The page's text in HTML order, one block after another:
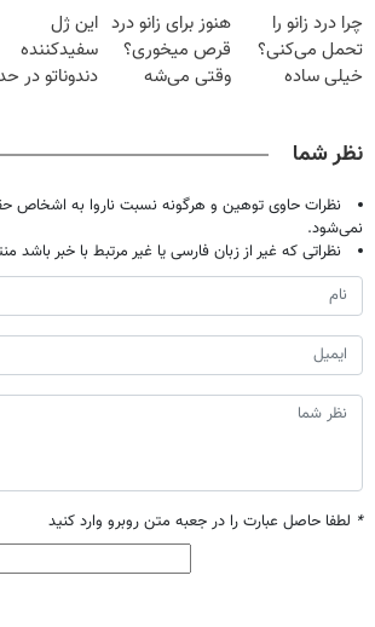
میلیون تومان!!!
خانگی
چرا درد زانو را
تحمل می‌کنی؟
خیلی ساده
هنوز برای زانو درد
قرص میخوری؟
وقتی می‌شه
این ژل
سفیدکننده
دندوناتو در
(40%تخفیف)
نظر شما
نظرات حاوی توهین و هرگونه نسبت ناروا به اشخاص
نمی‌شود.
نظراتی که غیر از زبان فارسی یا غیر مرتبط با خبر باشد
* لطفا حاصل عبارت را در جعبه متن روبرو وارد کنید